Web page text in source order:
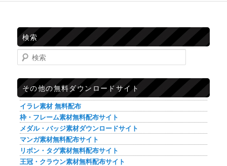
検索
検索
その他の無料ダウンロードサイト
イラレ素材 無料配布
枠・フレーム素材無料配布サイト
メダル・バッジ素材ダウンロードサイト
マンガ素材無料配布サイト
リボン・タグ素材無料配布サイト
王冠・クラウン素材無料配布サイト